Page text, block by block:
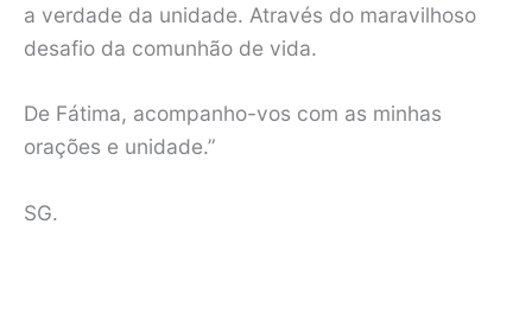
a verdade da unidade. Através do maravilhoso
desafio da comunhão de vida.
De Fátima, acompanho-vos com as minhas
orações e unidade.”
SG.